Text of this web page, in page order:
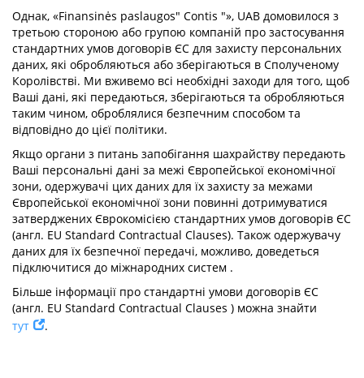
Однак, «Finansinės paslaugos" Contis "», UAB домовилося з
третьою стороною або групою компаній про застосування
стандартних умов договорів ЄС для захисту персональних
даних, які обробляються або зберігаються в Сполученому
Королівстві. Ми вживемо всі необхідні заходи для того, щоб
Ваші дані, які передаються, зберігаються та обробляються
таким чином, оброблялися безпечним способом та
відповідно до цієї політики.
Якщо органи з питань запобігання шахрайству передають
Ваші персональні дані за межі Європейської економічної
зони, одержувачі цих даних для їх захисту за межами
Європейської економічної зони повинні дотримуватися
затверджених Єврокомісією стандартних умов договорів ЄС
(англ. EU Standard Contractual Clauses). Також одержувачу
даних для їх безпечної передачі, можливо, доведеться
підключитися до міжнародних систем .
Більше інформації про стандартні умови договорів ЄС
(англ. EU Standard Contractual Clauses ) можна знайти
тут
.